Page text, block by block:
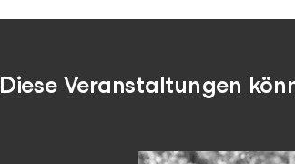
Diese Veranstaltungen